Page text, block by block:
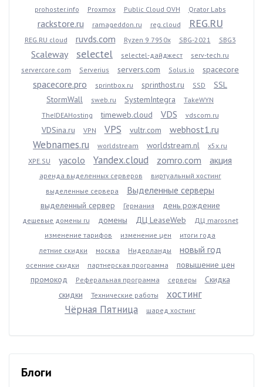
prohoster.info
Proxmox Public Cloud OVH Qrator Labs
rackstore.ru ramageddon.ru reg.cloud REG.RU
REG.RU cloud ruvds.com Ryzen 9 7950x SBG-2021 SBG3
Scaleway selectel selectel-дайджест
serv-tech.ru
servercore.com
Serverius servers.com Solus.io spacecore
spacecore.pro sprintbox.ru sprinthost.ru SSD
SSL
StormWall
sweb.ru SystemIntegra
TakeWYN
TheIDEAHosting
timeweb.cloud VDS vdscom.ru
VDSina.ru VPN VPS vultr.com webhost1.ru
Webnames.ru worldstream worldstream.nl
x5x.ru
XPE.SU
yacolo Yandex.cloud zomro.com акция
аренда выделенных серверов
виртуальный хостинг
выделенные сервера
Выделенные серверы
выделенный сервер Германия день рождение
дешевые домены ru домены ДЦ LeaseWeb
ДЦ marosnet
изменение тарифов
изменение цен
итоги года
летние скидки
москва Нидерланды новый год
осенние скидки партнерская программа
повышение цен
промокод
Реферальная программа серверы
Скидка
скидки
Технические работы
хостинг
Чёрная Пятница
шаред хостинг
Блоги